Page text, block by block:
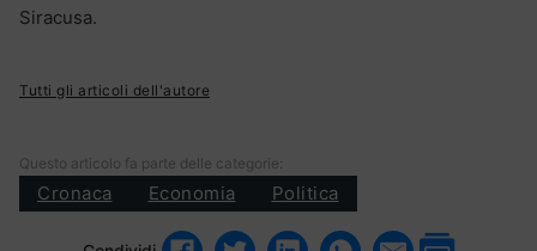
Siracusa.
Tutti gli articoli dell'autore
Questo articolo fa parte delle categorie:
Cronaca Economia Politica